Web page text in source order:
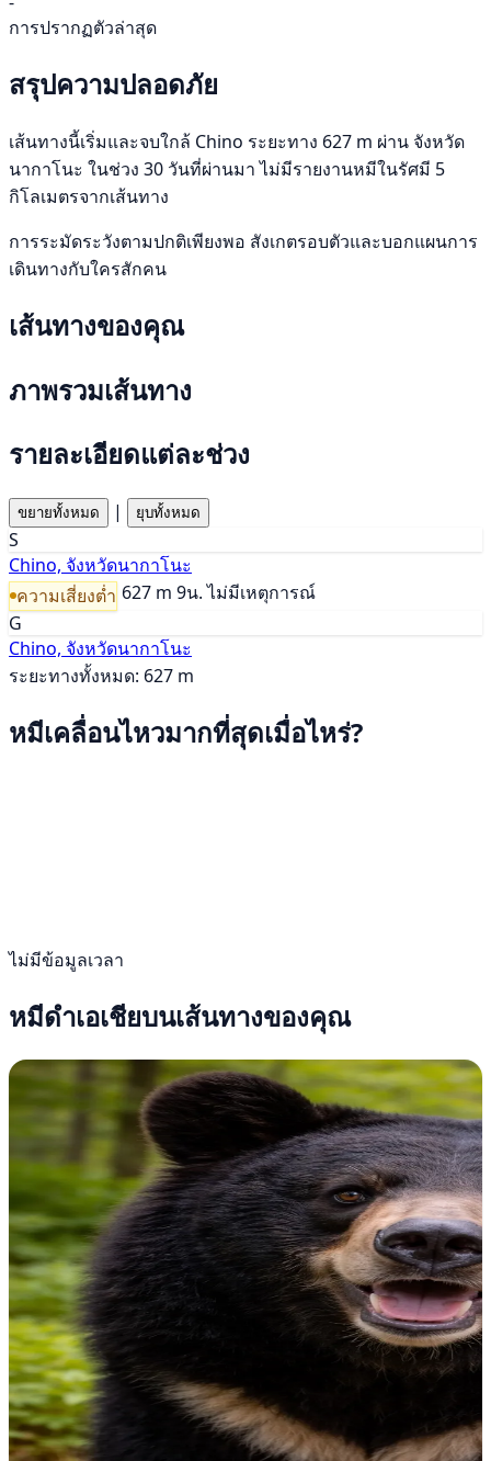
การปรากฏตัวล่าสุด
สรุปความปลอดภัย
เส้นทางนี้เริ่มและจบใกล้ Chino ระยะทาง 627 m ผ่าน จังหวัด
นากาโนะ ในช่วง 30 วันที่ผ่านมา ไม่มีรายงานหมีในรัศมี 5
กิโลเมตรจากเส้นทาง
การระมัดระวังตามปกติเพียงพอ สังเกตรอบตัวและบอกแผนการ
เดินทางกับใครสักคน
เส้นทางของคุณ
ภาพรวมเส้นทาง
รายละเอียดแต่ละช่วง
ขยายทั้งหมด | ยุบทั้งหมด
S
Chino, จังหวัดนากาโนะ
ความเสี่ยงต่ำ 627 m 9น. ไม่มีเหตุการณ์
G
Chino, จังหวัดนากาโนะ
ระยะทางทั้งหมด: 627 m
หมีเคลื่อนไหวมากที่สุดเมื่อไหร่?
ไม่มีข้อมูลเวลา
หมีดำเอเชียบนเส้นทางของคุณ